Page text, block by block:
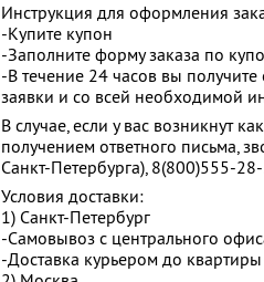
Инструкция для оформления
-Купите купон
-Заполните форму заказа по
-В течение 24 часов вы
заявки и со всей необходимой
В случае, если у вас возникнут
получением ответного письма,
Санкт-Петербурга), 8(800)555-
Условия доставки:
1) Санкт-Петербург
-Самовывоз с центрального
-Доставка курьером до